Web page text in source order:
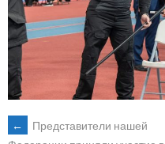
POST
←
Представители нашей